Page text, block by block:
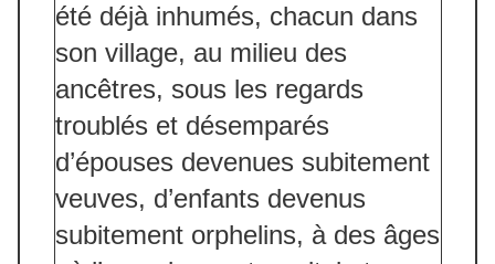
été déjà inhumés, chacun dans
son village, au milieu des
ancêtres, sous les regards
troublés et désemparés
d’épouses devenues subitement
veuves, d’enfants devenus
subitement orphelins, à des âges